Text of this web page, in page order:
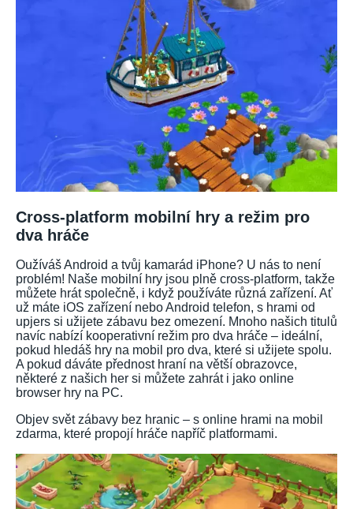
Cross-platform mobilní hry a režim pro
dva hráče
Oužíváš Android a tvůj kamarád iPhone? U nás to není
problém! Naše mobilní hry jsou plně cross-platform, takže
můžete hrát společně, i když používáte různá zařízení. Ať
už máte iOS zařízení nebo Android telefon, s hrami od
upjers si užijete zábavu bez omezení. Mnoho našich titulů
navíc nabízí kooperativní režim pro dva hráče – ideální,
pokud hledáš hry na mobil pro dva, které si užijete spolu.
A pokud dáváte přednost hraní na větší obrazovce,
některé z našich her si můžete zahrát i jako online
browser hry na PC.
Objev svět zábavy bez hranic – s online hrami na mobil
zdarma, které propojí hráče napříč platformami.